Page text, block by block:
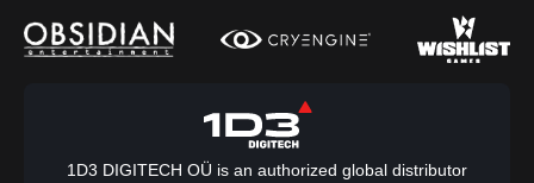
1D3 DIGITECH OÜ is an authorized global distributor